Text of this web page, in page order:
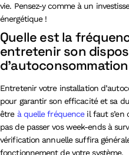
vie. Pensez-y comme à un
énergétique !
Quelle est la
entretenir son
Entretenir votre installation
pour garantir son efficacité et sa
être à quelle fréquenceil faut s’en
pas de passer vos week-ends à
vérification annuelle suffira
fonctionnement de votre système.